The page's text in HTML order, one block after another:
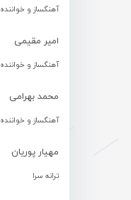
آهنگساز و خواننده
امیر مقیمی
آهنگساز و خواننده
محمد بهرامی
آهنگساز و خواننده
مهیار پوریان
ترانه سرا